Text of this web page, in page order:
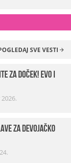
SVE VESTI
za doček! Evo i
za devojačko